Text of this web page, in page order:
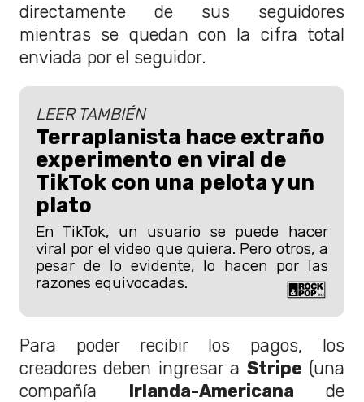
directamente de sus seguidores
mientras se quedan con la cifra total
enviada por el seguidor.
LEER TAMBIÉN
Terraplanista hace extraño
experimento en viral de
TikTok con una pelota y un
plato
En TikTok, un usuario se puede hacer
viral por el video que quiera. Pero otros, a
pesar de lo evidente, lo hacen por las
razones equivocadas.
Para poder recibir los pagos, los
creadores deben ingresar a Stripe (una
compañía Irlanda-Americana de